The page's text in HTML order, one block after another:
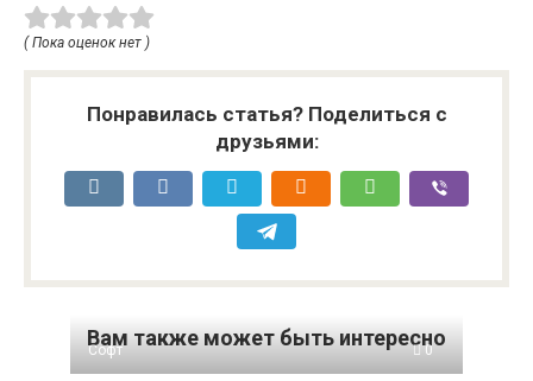
( Пока оценок нет )
Понравилась статья? Поделиться с
друзьями:
Вам также может быть интересно
Софт 0